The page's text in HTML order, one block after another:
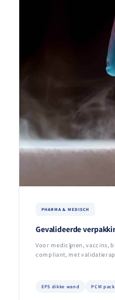
PHARMA & MEDISCH
Gevalideerde
Voor medicijnen, vaccins,
compliant, met
EPS dikke wand PCM